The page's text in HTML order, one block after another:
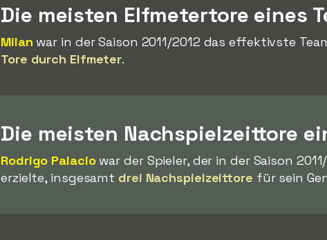
Die meisten Elfmetertore eines
Milan war in der Saison 2011/2012 das effektivste
Tore durch Elfmeter.
Die meisten Nachspielzeittore
Rodrigo Palaciowar der Spieler, der in der Saison
erzielte, insgesamt drei Nachspielzeittore für sein